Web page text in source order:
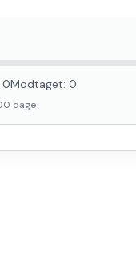
0Modtaget: 0
dage